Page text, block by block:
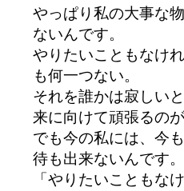
やっぱり私の大事な
ないんです。
やりたいこともなけ
も何一つない。
それを誰かは寂しい
来に向けて頑張るの
でも今の私には、今
待も出来ないんです。
「やりたいこともな